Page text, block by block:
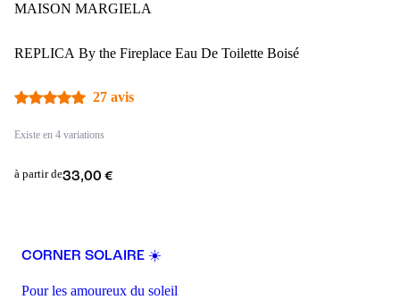
MAISON MARGIELA
REPLICA By the Fireplace Eau De Toilette Boisé
27 avis
Existe en 4 variations
à partir de33,00 €
CORNER SOLAIRE ☀️
Pour les amoureux du soleil